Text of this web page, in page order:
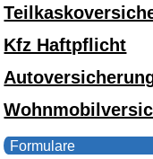
Kfz Haftpflicht
Formulare